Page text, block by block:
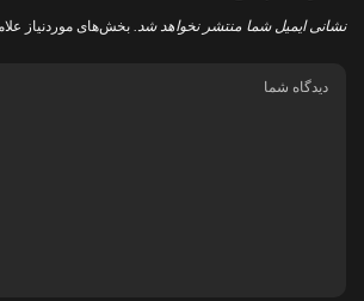
نشانی ایمیل شما منتشر نخواهد شد. بخش‌های موردنیاز